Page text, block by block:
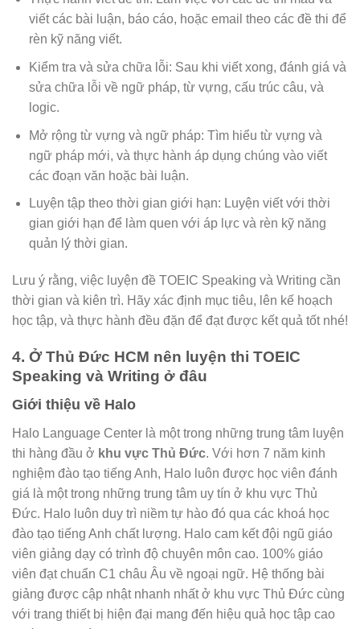
viết các bài luận, báo cáo, hoặc email theo các đề thi để
rèn kỹ năng viết.
Kiểm tra và sửa chữa lỗi: Sau khi viết xong, đánh giá và
sửa chữa lỗi về ngữ pháp, từ vựng, cấu trúc câu, và
logic.
Mở rộng từ vựng và ngữ pháp: Tìm hiểu từ vựng và
ngữ pháp mới, và thực hành áp dụng chúng vào viết
các đoạn văn hoặc bài luận.
Luyện tập theo thời gian giới hạn: Luyện viết với thời
gian giới hạn để làm quen với áp lực và rèn kỹ năng
quản lý thời gian.
Lưu ý rằng, việc luyện đề TOEIC Speaking và Writing cần
thời gian và kiên trì. Hãy xác định mục tiêu, lên kế hoạch
học tập, và thực hành đều đặn để đạt được kết quả tốt nhé!
4. Ở Thủ Đức HCM nên luyện thi TOEIC
Speaking và Writing ở đâu
Giới thiệu về Halo
Halo Language Center là một trong những trung tâm luyện
thi hàng đầu ở khu vực Thủ Đức. Với hơn 7 năm kinh
nghiệm đào tạo tiếng Anh, Halo luôn được học viên đánh
giá là một trong những trung tâm uy tín ở khu vực Thủ
Đức. Halo luôn duy trì niềm tự hào đó qua các khoá học
đào tạo tiếng Anh chất lượng. Halo cam kết đội ngũ giáo
viên giảng dạy có trình độ chuyên môn cao. 100% giáo
viên đạt chuẩn C1 châu Âu về ngoại ngữ. Hệ thống bài
giảng được cập nhật nhanh nhất ở khu vực Thủ Đức cùng
với trang thiết bị hiện đại mang đến hiệu quả học tập cao